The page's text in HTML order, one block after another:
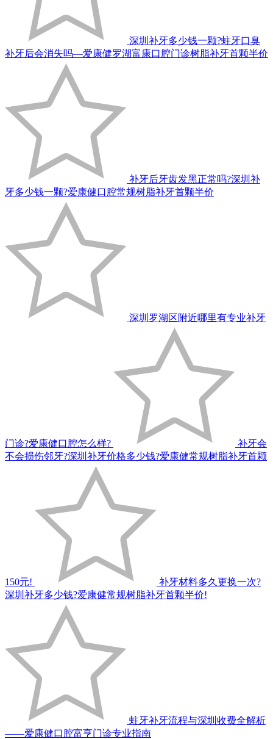
深圳补牙多少钱一颗?蛀牙口臭
补牙后会消失吗—爱康健罗湖富康口腔门诊树脂补牙首颗半价
补牙后牙齿发黑正常吗?深圳补
牙多少钱一颗?爱康健口腔常规树脂补牙首颗半价
深圳罗湖区附近哪里有专业补牙
门诊?爱康健口腔怎么样?
补牙会
不会损伤邻牙?深圳补牙价格多少钱?爱康健常规树脂补牙首颗
150元!
补牙材料多久更换一次?
深圳补牙多少钱?爱康健常规树脂补牙首颗半价!
蛀牙补牙流程与深圳收费全解析
——爱康健口腔富亨门诊专业指南